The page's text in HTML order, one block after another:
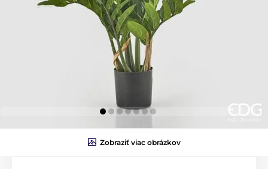
Zobraziť viac obrázkov